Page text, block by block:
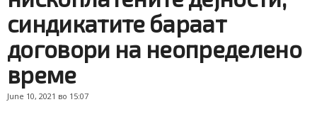
синдикатите бараат
договори на неопределено
време
June 10, 2021 во 15:07